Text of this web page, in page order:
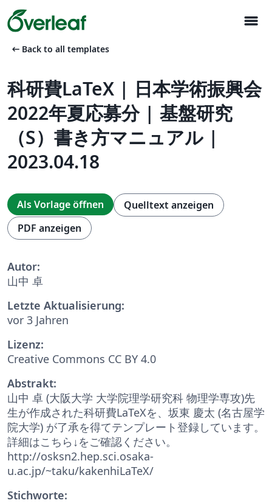
menu
arrow_left_alt Back to all templates
科研費LaTeX | 日本学術振興会
2022年夏応募分 | 基盤研究
（S）書き方マニュアル |
2023.04.18
Als Vorlage öffnen
Quelltext anzeigen
PDF anzeigen
Autor:
山中 卓
Letzte Aktualisierung:
vor 3 Jahren
Lizenz:
Creative Commons CC BY 4.0
Abstrakt:
山中 卓 (大阪大学 大学院理学研究科 物理学専攻)先
生が作成された科研費LaTeXを、坂東 慶太 (名古屋学
院大学) が了承を得てテンプレート登録しています。
詳細はこちら↓をご確認ください。
http://osksn2.hep.sci.osaka-
u.ac.jp/~taku/kakenhiLaTeX/
Stichworte: